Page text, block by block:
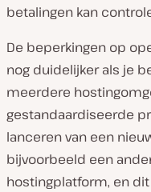
betalingen kan
De beperkingen op
nog duidelijker als je
meerdere
gestandaardiseerde
lanceren van een
bijvoorbeeld een
hostingplatform, en